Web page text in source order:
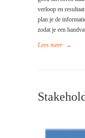
verloop en
plan je de
zodat je een
Lees meer →